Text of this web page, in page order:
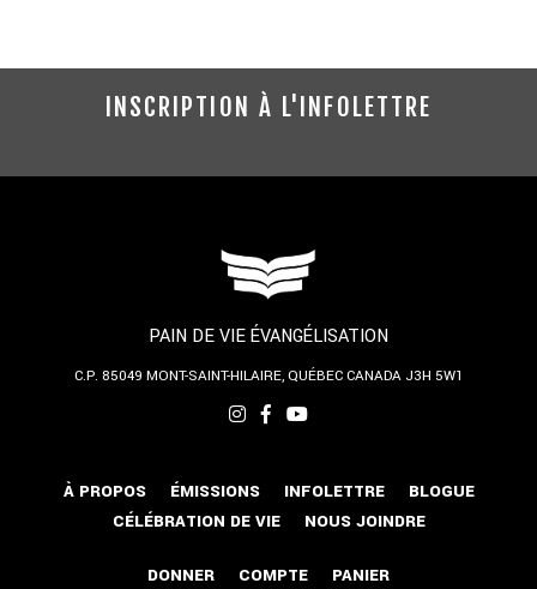
INSCRIPTION À L'INFOLETTRE
PAIN DE VIE ÉVANGÉLISATION
C.P. 85049 MONT-SAINT-HILAIRE, QUÉBECCANADA J3H 5W1
À PROPOS ÉMISSIONS INFOLETTRE
BLOGUE
CÉLÉBRATION DE VIE
NOUS JOINDRE
DONNER COMPTE PANIER